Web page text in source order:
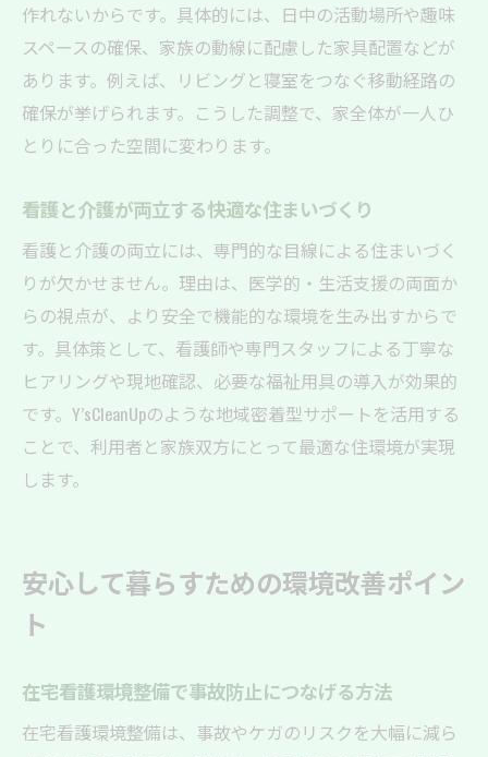
作れないからです。具体的には、日中の活動場所や趣味
スペースの確保、家族の動線に配慮した家具配置などが
あります。例えば、リビングと寝室をつなぐ移動経路の
確保が挙げられます。こうした調整で、家全体が一人ひ
とりに合った空間に変わります。
看護と介護が両立する快適な住まいづくり
看護と介護の両立には、専門的な目線による住まいづく
りが欠かせません。理由は、医学的・生活支援の両面か
らの視点が、より安全で機能的な環境を生み出すからで
す。具体策として、看護師や専門スタッフによる丁寧な
ヒアリングや現地確認、必要な福祉用具の導入が効果的
です。Y’sCleanUpのような地域密着型サポートを活用する
ことで、利用者と家族双方にとって最適な住環境が実現
します。
安心して暮らすための環境改善ポイン
ト
在宅看護環境整備で事故防止につなげる方法
在宅看護環境整備は、事故やケガのリスクを大幅に減ら